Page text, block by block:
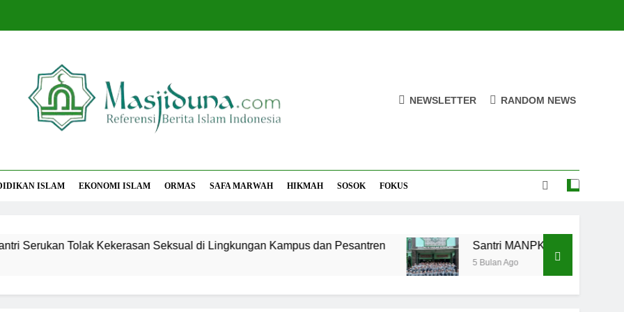
NEWSLETTER RANDOM NEWS
ISLAM EKONOMI ISLAM ORMAS SAFA MARWAH HIKMAH SOSOK FOKUS
Tolak Kekerasan Seksual di Lingkungan Kampus dan Pesantren Santri MANPK Surakarta Turun ke
5 Bulan Ago